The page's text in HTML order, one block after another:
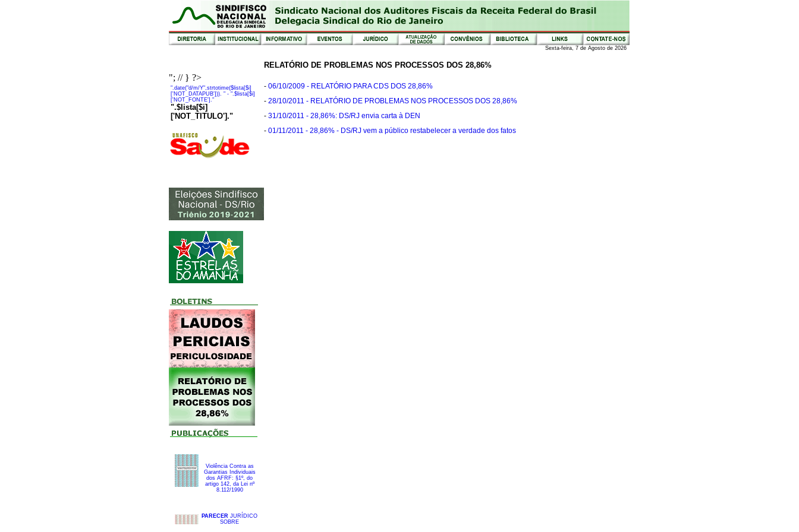
Sexta-feira, 7 de Agosto de 2026
"; // } ?>
".date("d/m/Y",strtotime($lista[$i]
['NOT_DATAPUB'])). " - ".$lista[$i]
['NOT_FONTE']."
".$lista[$i]
['NOT_TITULO']."
Violência Contra as
Garantias Individuais
dos AFRF: §1º, do
artigo 142, da Lei nº
8.112/1990
JURÍDICO
SOBRE
A Lei Orgânica dos
RELATÓRIO DE PROBLEMAS NOS PROCESSOS DOS 28,86%
- 06/10/2009 - RELATÓRIO PARA CDS DOS 28,86%
- 28/10/2011 - RELATÓRIO DE PROBLEMAS NOS PROCESSOS DOS 28,86%
- 31/10/2011 - 28,86%: DS/RJ envia carta à DEN
- 01/11/2011 - 28,86% - DS/RJ vem a público restabelecer a verdade dos fatos